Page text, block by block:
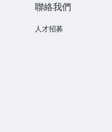
聯絡我們
人才招募